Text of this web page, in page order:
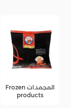
المجمدات Frozen
products